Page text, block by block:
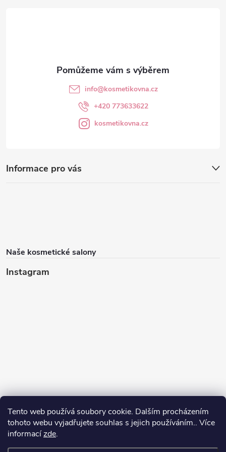
Tento web používá soubory cookie. Dalším procházením
tohoto webu vyjadřujete souhlas s jejich používáním.. Více
informacízde.
Informace pro vás
Naše kosmetické salony
Instagram
info@kosmetikovna.cz
+420 773633622
kosmetikovna.cz